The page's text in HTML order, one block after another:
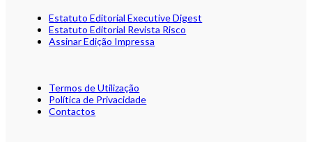
Estatuto Editorial Executive Digest
Estatuto Editorial Revista Risco
Assinar Edição Impressa
Termos de Utilização
Política de Privacidade
Contactos